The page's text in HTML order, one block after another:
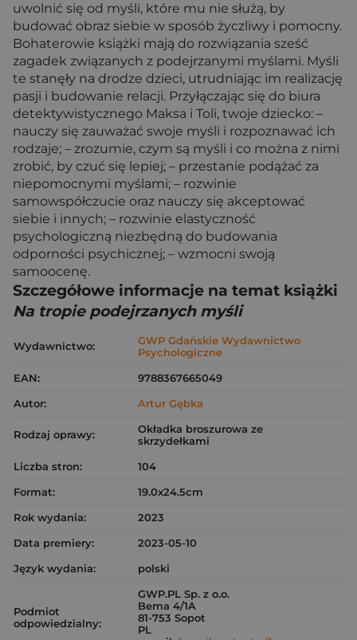
uwolnić się od myśli, które mu nie służą, by
budować obraz siebie w sposób życzliwy i pomocny.
Bohaterowie książki mają do rozwiązania sześć
zagadek związanych z podejrzanymi myślami. Myśli
te stanęły na drodze dzieci, utrudniając im realizację
pasji i budowanie relacji. Przyłączając się do biura
detektywistycznego Maksa i Toli, twoje dziecko: –
nauczy się zauważać swoje myśli i rozpoznawać ich
rodzaje; – zrozumie, czym są myśli i co można z nimi
zrobić, by czuć się lepiej; – przestanie podążać za
niepomocnymi myślami; – rozwinie
samowspółczucie oraz nauczy się akceptować
siebie i innych; – rozwinie elastyczność
psychologiczną niezbędną do budowania
odporności psychicznej; – wzmocni swoją
samoocenę.
Szczegółowe informacje na temat książki
Na tropie podejrzanych myśli
Wydawnictwo:
GWP Gdańskie Wydawnictwo
Psychologiczne
EAN:
9788367665049
Autor:
Artur Gębka
Rodzaj oprawy:
Okładka broszurowa ze
skrzydełkami
Liczba stron:
104
Format:
19.0x24.5cm
Rok wydania:
2023
Data premiery:
2023-05-10
Język wydania:
polski
Podmiot
odpowiedzialny:
GWP.PL Sp. z o.o.
Bema 4/1A
81-753 Sopot
PL